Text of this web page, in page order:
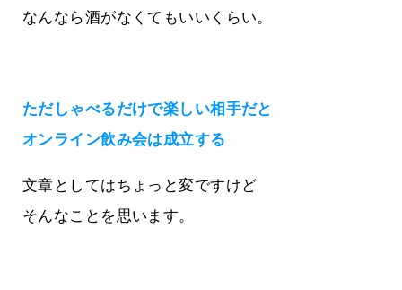
なんなら酒がなくてもいいくらい。
ただしゃべるだけで楽しい相手だと
オンライン飲み会は成立する
文章としてはちょっと変ですけど
そんなことを思います。